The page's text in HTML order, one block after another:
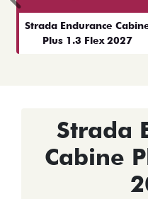
Strada Endurance
Plus 1.3 Flex 2027
Anterior
Strada
Cabine